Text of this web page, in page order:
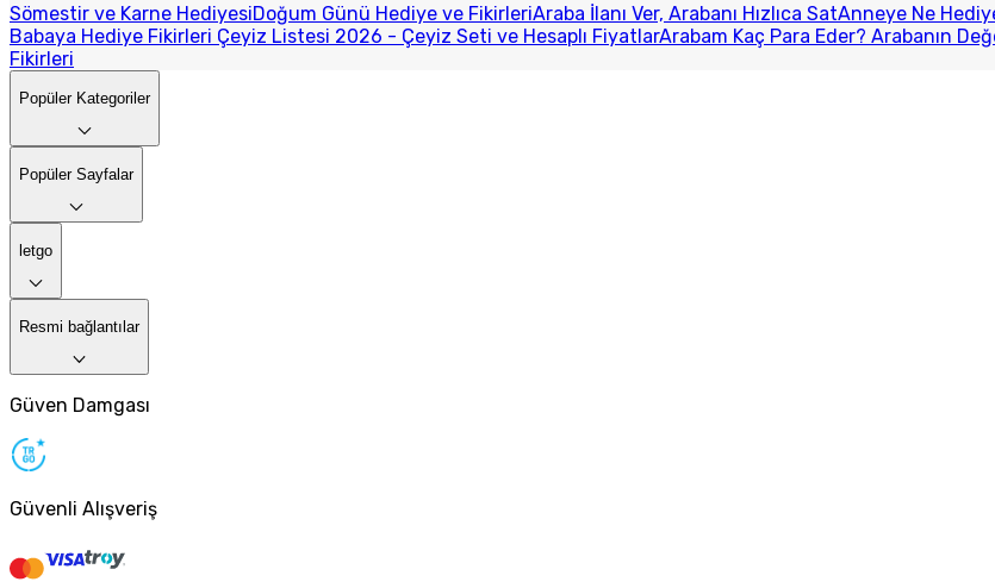
Sömestir ve Karne HediyesiDoğum Günü Hediye ve FikirleriAraba İlanı Ver, Arabanı Hızlıca SatAnneye Ne
Babaya Hediye Fikirleri Çeyiz Listesi 2026 - Çeyiz Seti ve Hesaplı FiyatlarArabam Kaç Para Eder? Arabanın
Fikirleri
Popüler Kategoriler
Popüler Sayfalar
letgo
Resmi bağlantılar
Güven Damgası
Güvenli Alışveriş